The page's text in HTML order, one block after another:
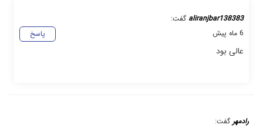
aliranjbar138383 گفت:
پاسخ
6 ماه پیش
عالی بود
رادمهر گفت: